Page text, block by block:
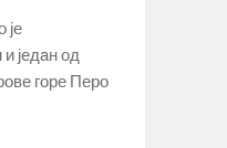
је
један од
горе Перо